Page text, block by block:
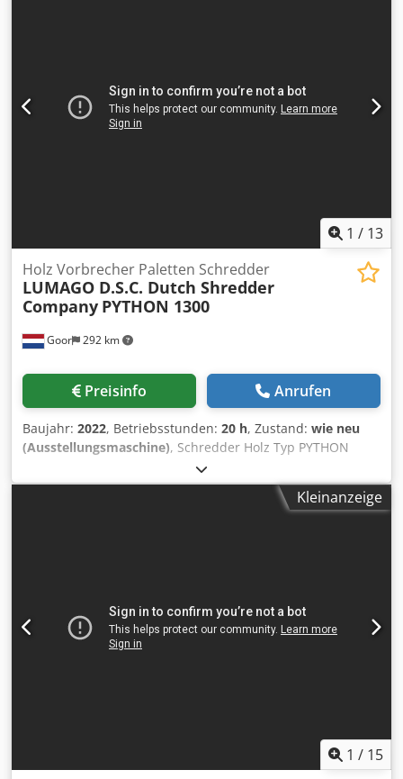
vorbehalten) • CE zertificiert und “Made in Holland”
1 / 13
Goor 292 km
Holz Vorbrecher Paletten Schredder
LUMAGO D.S.C. Dutch Shredder
Company PYTHON 1300
Preisinfo Anrufen
Baujahr: 2022, Betriebsstunden: 20 h, Zustand: wie neu
(Ausstellungsmaschine), Schredder Holz Typ PYTHON
1300, Antrieb 7 KW Elektromotor, 400V 50Hz• • Einfuhr
Öffnung 1300 x 700mm • Haubt Abmessung L 2100 x B 850
x H 1600mm • Austrag Öffnung ca 420x 100mm • Höhe
vorbehalten) • CE zertificiert und “Made in Holland”
Kleinanzeige
1 / 15